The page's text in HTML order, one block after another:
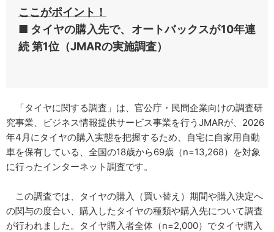
ここがポイント！
■ タイヤの購入先で、オートバックスが10年連
続 第1位（JMARの実施調査）
「タイヤに関する調査」は、官公庁・民間企業向けの調査研
究事業、ビジネス情報提供サービス事業を行うJMARが、2026
年4月にタイヤの購入実態を把握するため、自宅に自家用自動
車を保有している、全国の18歳から69歳（n=13,268）を対象
に行ったインターネット調査です。
この調査では、タイヤの購入（買い替え）期間や購入決定へ
の関与の度合い、購入したタイヤの種類や購入先について調査
が行われました。タイヤ購入者全体（n=2,000）でタイヤ購入